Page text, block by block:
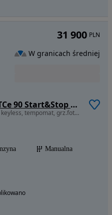
Renault Captur ENERGY TCe 90 Start&Stop Luxe
898 cm3 • 90 KM • 0.9 TCE, kamera, keyless, tempomat, grz.fotele R-link,czytanie znaków
Manualna
31 900 PLN
W granicach średniej